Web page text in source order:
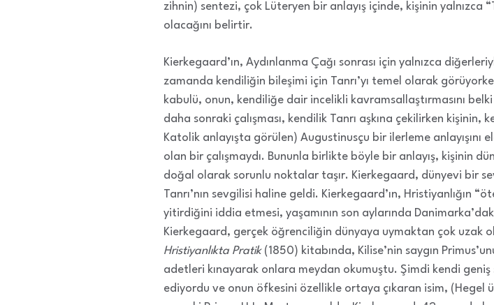
zihnin) sentezi, çok Lüteryen bir anlayış içinde, kişinin yalnızca
olacağını belirtir.
Kierkegaard’ın, Aydınlanma Çağı sonrası için yalnızca
zamanda kendiliğin bileşimi için Tanrı’yı temel olarak
kabulü, onun, kendiliğe dair incelikli kavramsallaştırmasını
daha sonraki çalışması, kendilik Tanrı aşkına çekilirken
Katolik anlayışta görülen) Augustinusçu bir ilerleme anlayışını
olan bir çalışmaydı. Bununla birlikte böyle bir anlayış, kişinin
doğal olarak sorunlu noktalar taşır. Kierkegaard, dünyevi bir
Tanrı’nın sevgilisi haline geldi. Kierkegaard’ın, Hristiyanlığın
yitirdiğini iddia etmesi, yaşamının son aylarında
Kierkegaard, gerçek öğrenciliğin dünyaya uymaktan çok uzak
Hristiyanlıkta Pratik (1850) kitabında, Kilise’nin saygın
adetleri kınayarak onlara meydan okumuştu. Şimdi kendi geniş
ediyordu ve onun öfkesini özellikle ortaya çıkaran isim,